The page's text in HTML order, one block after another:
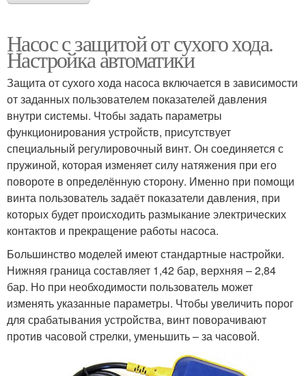
Насос с защитой от сухого хода.
Настройка автоматики
Защита от сухого хода насоса включается в зависимости
от заданных пользователем показателей давления
внутри системы. Чтобы задать параметры
функционирования устройств, присутствует
специальный регулировочный винт. Он соединяется с
пружиной, которая изменяет силу натяжения при его
повороте в определённую сторону. Именно при помощи
винта пользователь задаёт показатели давления, при
которых будет происходить размыкание электрических
контактов и прекращение работы насоса.
Большинство моделей имеют стандартные настройки.
Нижняя граница составляет 1,42 бар, верхняя – 2,84
бар. Но при необходимости пользователь может
изменять указанные параметры. Чтобы увеличить порог
для срабатывания устройства, винт поворачивают
против часовой стрелки, уменьшить – за часовой.